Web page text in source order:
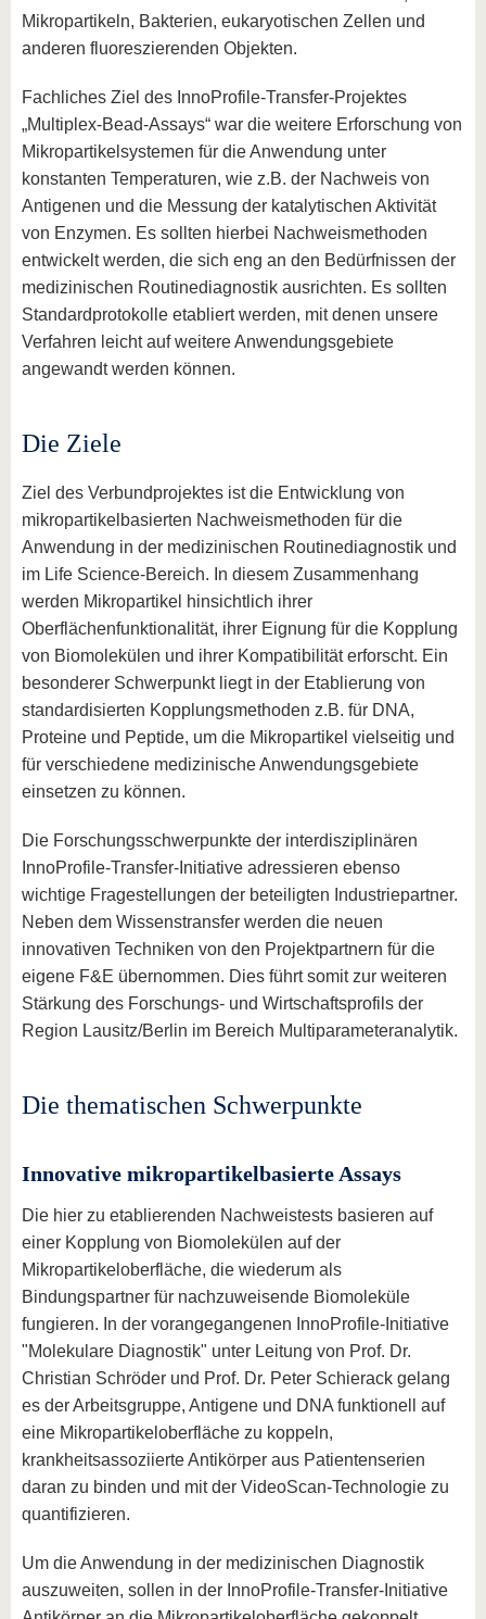
Mikropartikeln, Bakterien, eukaryotischen Zellen und
anderen fluoreszierenden Objekten.
Fachliches Ziel des InnoProfile-Transfer-Projektes
„Multiplex-Bead-Assays“ war die weitere Erforschung von
Mikropartikelsystemen für die Anwendung unter
konstanten Temperaturen, wie z.B. der Nachweis von
Antigenen und die Messung der katalytischen Aktivität
von Enzymen. Es sollten hierbei Nachweismethoden
entwickelt werden, die sich eng an den Bedürfnissen der
medizinischen Routinediagnostik ausrichten. Es sollten
Standardprotokolle etabliert werden, mit denen unsere
Verfahren leicht auf weitere Anwendungsgebiete
angewandt werden können.
Die Ziele
Ziel des Verbundprojektes ist die Entwicklung von
mikropartikelbasierten Nachweismethoden für die
Anwendung in der medizinischen Routinediagnostik und
im Life Science-Bereich. In diesem Zusammenhang
werden Mikropartikel hinsichtlich ihrer
Oberflächenfunktionalität, ihrer Eignung für die Kopplung
von Biomolekülen und ihrer Kompatibilität erforscht. Ein
besonderer Schwerpunkt liegt in der Etablierung von
standardisierten Kopplungsmethoden z.B. für DNA,
Proteine und Peptide, um die Mikropartikel vielseitig und
für verschiedene medizinische Anwendungsgebiete
einsetzen zu können.
Die Forschungsschwerpunkte der interdisziplinären
InnoProfile-Transfer-Initiative adressieren ebenso
wichtige Fragestellungen der beteiligten Industriepartner.
Neben dem Wissenstransfer werden die neuen
innovativen Techniken von den Projektpartnern für die
eigene F&E übernommen. Dies führt somit zur weiteren
Stärkung des Forschungs- und Wirtschaftsprofils der
Region Lausitz/Berlin im Bereich Multiparameteranalytik.
Die thematischen Schwerpunkte
Innovative mikropartikelbasierte Assays
Die hier zu etablierenden Nachweistests basieren auf
einer Kopplung von Biomolekülen auf der
Mikropartikeloberfläche, die wiederum als
Bindungspartner für nachzuweisende Biomoleküle
fungieren. In der vorangegangenen InnoProfile-Initiative
"Molekulare Diagnostik" unter Leitung von Prof. Dr.
Christian Schröder und Prof. Dr. Peter Schierack gelang
es der Arbeitsgruppe, Antigene und DNA funktionell auf
eine Mikropartikeloberfläche zu koppeln,
krankheitsassoziierte Antikörper aus Patientenserien
daran zu binden und mit der VideoScan-Technologie zu
quantifizieren.
Um die Anwendung in der medizinischen Diagnostik
auszuweiten, sollen in der InnoProfile-Transfer-Initiative